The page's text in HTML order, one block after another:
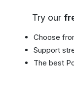
Try our
Choose
Support
The best